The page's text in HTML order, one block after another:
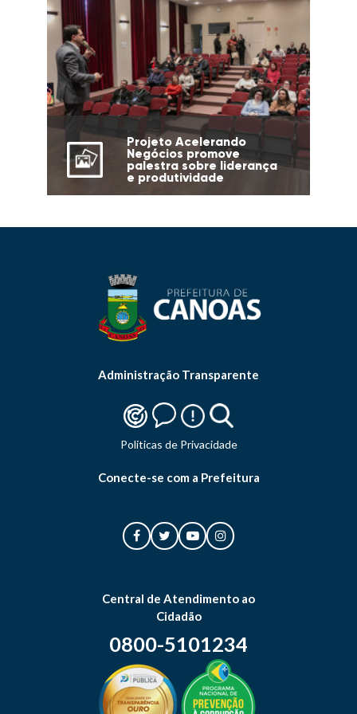
Projeto Acelerando
Negócios promove
palestra sobre liderança
e produtividade
Administração Transparente
Politicas de Privacidade
Conecte-se com a Prefeitura
Central de Atendimento ao
Cidadão
0800-5101234